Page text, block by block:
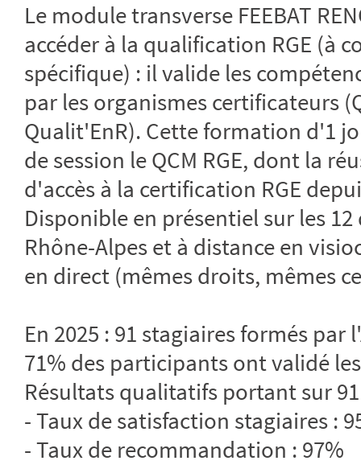
Le module transverse FEEBAT
accéder à la qualification RGE (à
spécifique) : il valide les
par les organismes certificateurs
Qualit'EnR). Cette formation d'1
de session le QCM RGE, dont la
d'accès à la certification RGE
Disponible en présentiel sur les
Rhône-Alpes et à distance en
en direct (mêmes droits, mêmes
En 2025 : 91 stagiaires formés par
71% des participants ont validé
Résultats qualitatifs portant sur
- Taux de satisfaction stagiaires :
- Taux de recommandation : 97%